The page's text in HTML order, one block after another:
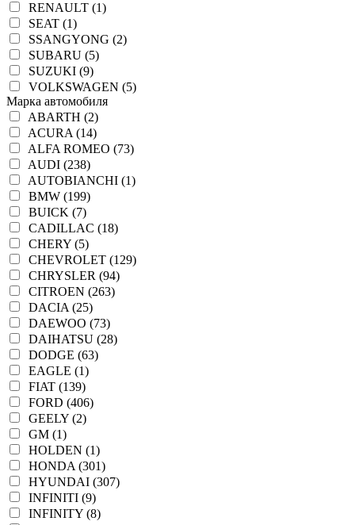
RENAULT (1)
SEAT (1)
SSANGYONG (2)
SUBARU (5)
SUZUKI (9)
VOLKSWAGEN (5)
Марка автомобиля
ABARTH (2)
ACURA (14)
ALFA ROMEO (73)
AUDI (238)
AUTOBIANCHI (1)
BMW (199)
BUICK (7)
CADILLAC (18)
CHERY (5)
CHEVROLET (129)
CHRYSLER (94)
CITROEN (263)
DACIA (25)
DAEWOO (73)
DAIHATSU (28)
DODGE (63)
EAGLE (1)
FIAT (139)
FORD (406)
GEELY (2)
GM (1)
HOLDEN (1)
HONDA (301)
HYUNDAI (307)
INFINITI (9)
INFINITY (8)